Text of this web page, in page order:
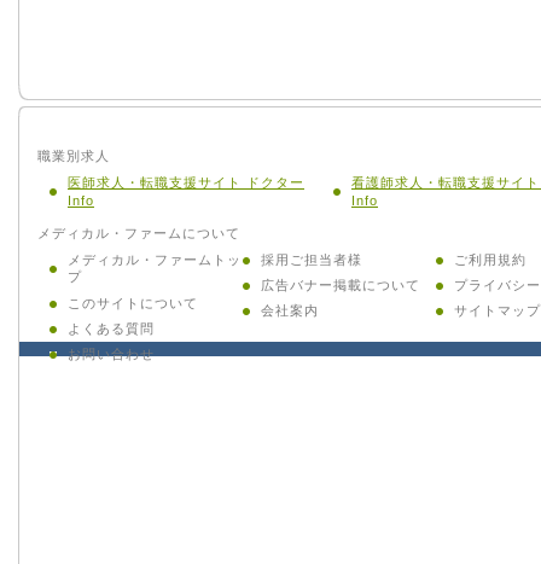
職業別求人
医師求人・転職支援サイト ドクター
Info
看護師求人・転職支援サイ
Info
メディカル・ファームについて
メディカル・ファームトッ
プ
このサイトについて
よくある質問
お問い合わせ
採用ご担当者様
広告バナー掲載について
会社案内
ご利用規約
プライバシ
サイトマップ